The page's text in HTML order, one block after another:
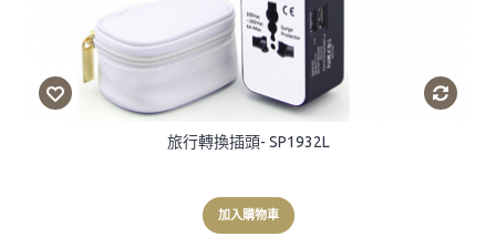
旅行轉換插頭- SP1932L
加入購物車